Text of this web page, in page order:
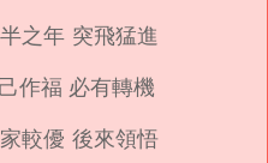
之年 突飛猛進
作福 必有轉機
較優 後來領悟